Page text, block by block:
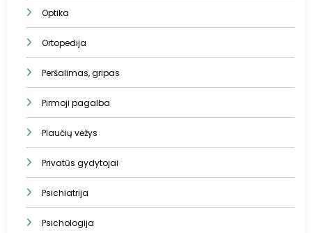
Optika
Ortopedija
Peršalimas, gripas
Pirmoji pagalba
Plaučių vėžys
Privatūs gydytojai
Psichiatrija
Psichologija